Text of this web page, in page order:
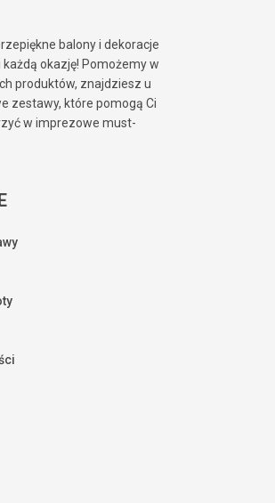
balony i dekoracje
okazję! Pomożemy w
produktów, znajdziesz u
zestawy, które pomogą Ci
w imprezowe must-